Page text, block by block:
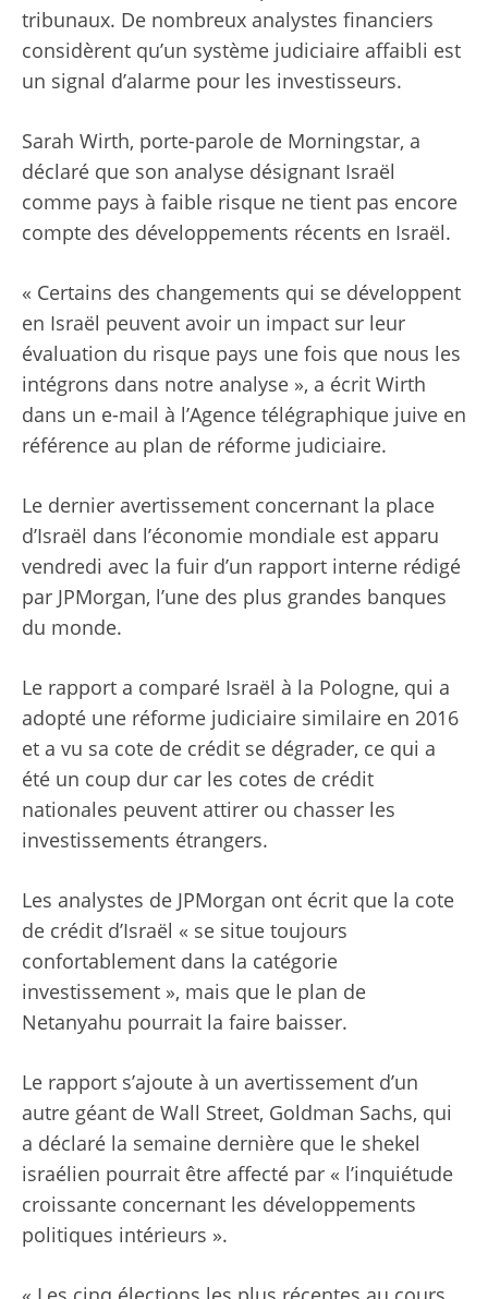
tribunaux. De nombreux analystes financiers
considèrent qu’un système judiciaire affaibli est
un signal d’alarme pour les investisseurs.
Sarah Wirth, porte-parole de Morningstar, a
déclaré que son analyse désignant Israël
comme pays à faible risque ne tient pas encore
compte des développements récents en Israël.
« Certains des changements qui se développent
en Israël peuvent avoir un impact sur leur
évaluation du risque pays une fois que nous les
intégrons dans notre analyse », a écrit Wirth
dans un e-mail à l’Agence télégraphique juive en
référence au plan de réforme judiciaire.
Le dernier avertissement concernant la place
d’Israël dans l’économie mondiale est apparu
vendredi avec la fuir d’un rapport interne rédigé
par JPMorgan, l’une des plus grandes banques
du monde.
Le rapport a comparé Israël à la Pologne, qui a
adopté une réforme judiciaire similaire en 2016
et a vu sa cote de crédit se dégrader, ce qui a
été un coup dur car les cotes de crédit
nationales peuvent attirer ou chasser les
investissements étrangers.
Les analystes de JPMorgan ont écrit que la cote
de crédit d’Israël « se situe toujours
confortablement dans la catégorie
investissement », mais que le plan de
Netanyahu pourrait la faire baisser.
Le rapport s’ajoute à un avertissement d’un
autre géant de Wall Street, Goldman Sachs, qui
a déclaré la semaine dernière que le shekel
israélien pourrait être affecté par « l’inquiétude
croissante concernant les développements
politiques intérieurs ».